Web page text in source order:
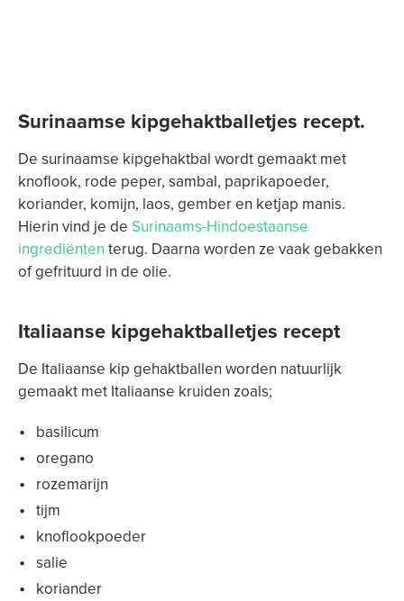
Surinaamse kipgehaktballetjes recept.
De surinaamse kipgehaktbal wordt gemaakt met
knoflook, rode peper, sambal, paprikapoeder,
koriander, komijn, laos, gember en ketjap manis.
Hierin vind je de Surinaams-Hindoestaanse
ingrediënten terug. Daarna worden ze vaak gebakken
of gefrituurd in de olie.
Italiaanse kipgehaktballetjes recept
De Italiaanse kip gehaktballen worden natuurlijk
gemaakt met Italiaanse kruiden zoals;
basilicum
oregano
rozemarijn
tijm
knoflookpoeder
salie
koriander